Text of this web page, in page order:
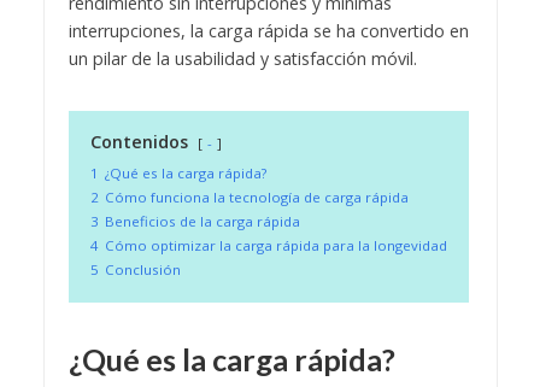
interrupciones, la carga rápida se ha convertido en
un pilar de la usabilidad y satisfacción móvil.
Contenidos
-
1 ¿Qué es la carga rápida?
2 Cómo funciona la tecnología de carga rápida
3 Beneficios de la carga rápida
4 Cómo optimizar la carga rápida para la longevidad
5 Conclusión
¿Qué es la carga rápida?